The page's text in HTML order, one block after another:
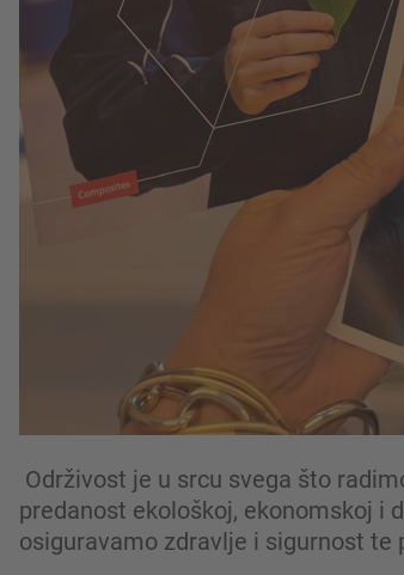
Održivost je u srcu svega što
predanost ekološkoj, ekonomskoj i
osiguravamo zdravlje i sigurnost